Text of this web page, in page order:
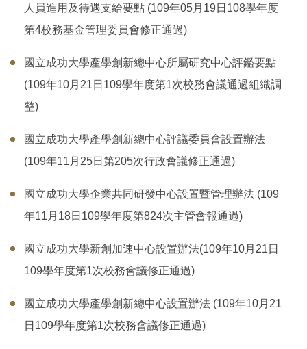
常見問題
2026 BioAsia亞洲生技大展
人員進用及待遇支給要點 (109年05月19日108學年度
第4校務基金管理委員會修正通過)
國立成功大學產學創新總中心所屬研究中心評鑑要點
(109年10月21日109學年度第1次校務會議通過組織調
整)
國立成功大學產學創新總中心評議委員會設置辦法
(109年11月25日第205次行政會議修正通過)
國立成功大學企業共同研發中心設置暨管理辦法 (109
年11月18日109學年度第824次主管會報通過)
國立成功大學新創加速中心設置辦法(109年10月21日
109學年度第1次校務會議修正通過)
國立成功大學產學創新總中心設置辦法 (109年10月21
日109學年度第1次校務會議修正通過)